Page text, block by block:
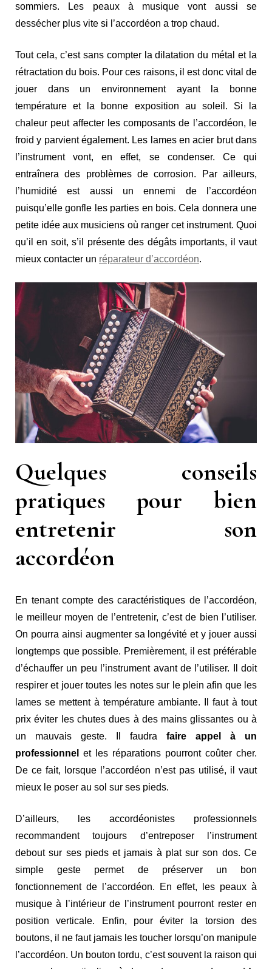
sommiers. Les peaux à musique vont aussi se
dessécher plus vite si l’accordéon a trop chaud.
Tout cela, c’est sans compter la dilatation du métal et la
rétractation du bois. Pour ces raisons, il est donc vital de
jouer dans un environnement ayant la bonne
température et la bonne exposition au soleil. Si la
chaleur peut affecter les composants de l’accordéon, le
froid y parvient également. Les lames en acier brut dans
l’instrument vont, en effet, se condenser. Ce qui
entraînera des problèmes de corrosion. Par ailleurs,
l’humidité est aussi un ennemi de l’accordéon
puisqu’elle gonfle les parties en bois. Cela donnera une
petite idée aux musiciens où ranger cet instrument. Quoi
qu’il en soit, s’il présente des dégâts importants, il vaut
mieux contacter un réparateur d’accordéon.
Quelques conseils
pratiques pour bien
entretenir son
accordéon
En tenant compte des caractéristiques de l’accordéon,
le meilleur moyen de l’entretenir, c’est de bien l’utiliser.
On pourra ainsi augmenter sa longévité et y jouer aussi
longtemps que possible. Premièrement, il est préférable
d’échauffer un peu l’instrument avant de l’utiliser. Il doit
respirer et jouer toutes les notes sur le plein afin que les
lames se mettent à température ambiante. Il faut à tout
prix éviter les chutes dues à des mains glissantes ou à
un mauvais geste. Il faudra faire appel à un
professionnel
et les réparations pourront coûter cher.
De ce fait, lorsque l’accordéon n’est pas utilisé, il vaut
mieux le poser au sol sur ses pieds.
D’ailleurs, les accordéonistes professionnels
recommandent toujours d’entreposer l’instrument
debout sur ses pieds et jamais à plat sur son dos. Ce
simple geste permet de préserver un bon
fonctionnement de l’accordéon. En effet, les peaux à
musique à l’intérieur de l’instrument pourront rester en
position verticale. Enfin, pour éviter la torsion des
boutons, il ne faut jamais les toucher lorsqu’on manipule
l’accordéon. Un bouton tordu, c’est souvent la raison qui